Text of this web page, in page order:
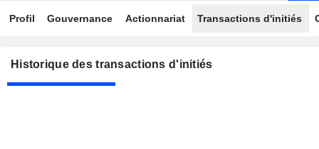
Profil Gouvernance Actionnariat Transactions d'initiés
Historique des transactions d'initiés